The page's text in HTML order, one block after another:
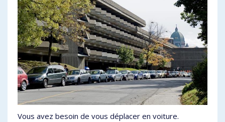
Vous avez besoin de vous déplacer en voiture.